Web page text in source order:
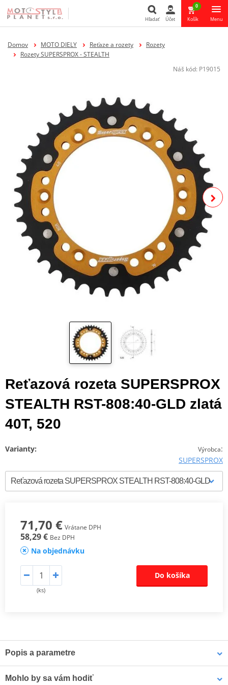
Hľadať Účet
0
Košík Menu
Domov MOTO DIELY Reťaze a rozety
Rozety
Rozety SUPERSPROX - STEALTH
Náš kód: P19015
Reťazová rozeta SUPERSPROX
STEALTH RST-808:40-GLD zlatá
40T, 520
Výrobca:
SUPERSPROX
Varianty:
71,70 € Vrátane DPH
58,29 € Bez DPH
Na objednávku
(ks)
Do košíka
Popis a parametre
Mohlo by sa vám hodiť